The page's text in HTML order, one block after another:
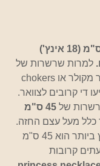
שרשרות באורך 45 ס"מ (18 אינץ')
למרות שרשרות של
די קרובים לצוואר.
של
45 ס"מ
כלל מעל עצם החזה.
אורך השרשרת הנפוץ ביותר הוא 45 ס"מ
קרובות